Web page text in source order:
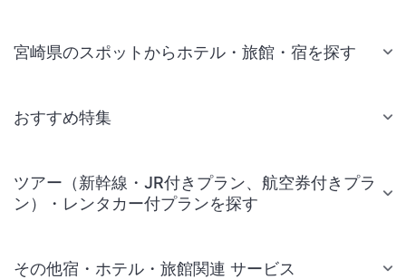
宮崎県のスポットからホテル・旅館・宿を探す
おすすめ特集
ツアー（新幹線・JR付きプラン、航空券付きプラ
ン）・レンタカー付プランを探す
その他宿・ホテル・旅館関連 サービス